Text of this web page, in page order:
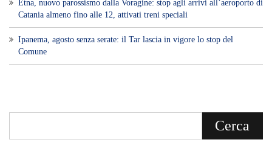
Etna, nuovo parossismo dalla Voragine: stop agli arrivi all’aeroporto di
Catania almeno fino alle 12, attivati treni speciali
Ipanema, agosto senza serate: il Tar lascia in vigore lo stop del
Comune